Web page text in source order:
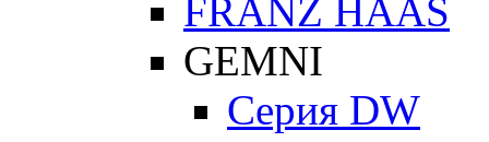
FRANZ HAAS
GEMNI
Серия DW